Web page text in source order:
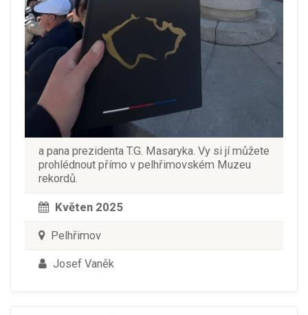
a pana prezidenta T.G. Masaryka. Vy si jí můžete
prohlédnout přímo v pelhřimovském Muzeu
rekordů.
Květen 2025
Pelhřimov
Josef Vaněk